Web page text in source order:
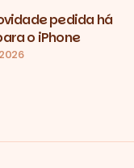
pedida há
o iPhone